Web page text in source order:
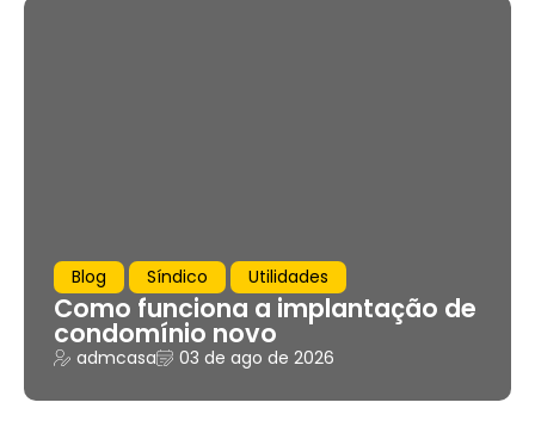
Blog Síndico Utilidades
Como funciona a implantação de
condomínio novo
admcasa 03 de ago de 2026